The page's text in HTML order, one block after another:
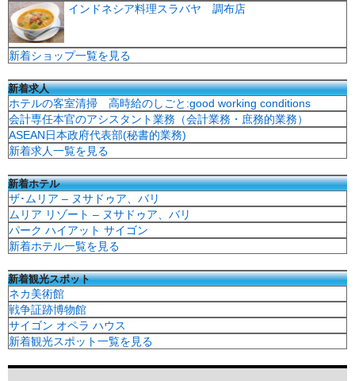
インドネシア料理スラバヤ 調布店
新着ショップ一覧を見る
新着求人
ホテルの客室清掃 高時給のしごと:good working conditions
会計専任本官のアシスタント業務（会計業務・庶務的業務）
ASEAN日本政府代表部(秘書的業務)
新着求人一覧を見る
新着ホテル
ザ･ムリア – ヌサドゥア、バリ
ムリア リゾート – ヌサドゥア、バリ
パーク ハイアット サイゴン
新着ホテル一覧を見る
新着観光スポット
ネカ美術館
戦争証跡博物館
サイゴン オペラ ハウス
新着観光スポット一覧を見る